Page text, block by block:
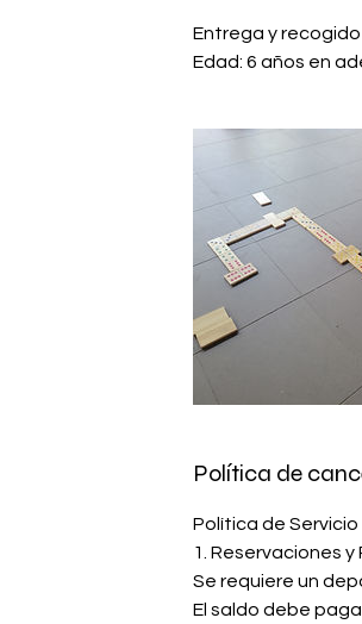
Entrega y
Edad: 6 años en
Política de
Política de
1. Reservaciones y
Se requiere un
El saldo debe